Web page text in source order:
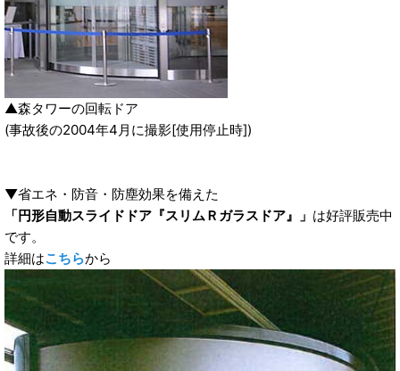
▲森タワーの回転ドア
(事故後の2004年4月に撮影[使用停止時])
▼省エネ・防音・防塵効果を備えた
「円形自動スライドドア『スリムＲガラスドア』」 は好評販売中
です。
詳細はこちらから